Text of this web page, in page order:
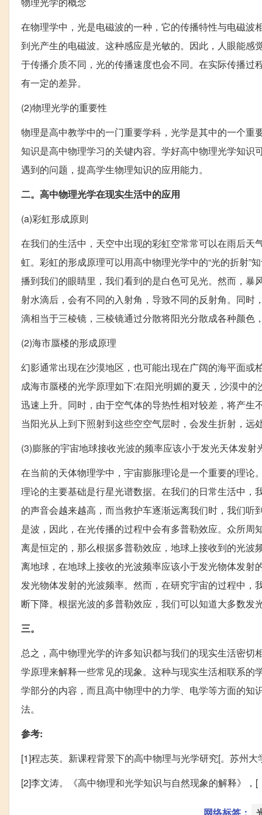
在物理学中，光是电磁波的一种，它的传播特性与电磁
到光产生的电磁波。这种感应是光敏的。因此，人眼能
于传播介质不同，光的传播速度也会不同。在实际传播
有一定的差异。
(2)物理光学的重要性
物理是高中教学中的一门重要学科，光学是其中的一个
知识是高中物理学习的关键内容。学好高中物理光学知
遇到的问题，提高学生物理知识的应用能力。
二。高中物理光学在现实生活中的应用
(a)彩虹形成原则
在我们的生活中，天空中出现的彩虹空常常可以在雨后
虹。彩虹的形成原理可以用高中物理光学中的“光的折射”
播到我们的眼睛里，我们看到的是白色可见光。然而，
射水滴后，会有不同的入射角，导致不同的反射角。同
滴相当于三棱镜，三棱镜通过分散将阳光分散成各种颜色
(2)海市蜃楼的形成原理
幻影通常出现在沙漠地区，也可能出现在广阔的海平面
成海市蜃楼的光学原理如下:在阳光明媚的夏天，沙漠中
迅速上升。同时，由于空气体的导热性相对较差，将产
当阳光从上到下照射到这些空空气层时，会发生折射，
(3)膨胀的宇宙地球接收光波的频率应该小于发光天体发射
在当前的天体物理学中，宇宙膨胀理论是一个重要的理
理论的主要基础是行星光谱数据。在我们的日常生活中
的声音会越来越高，而当救护车逐渐远离我们时，我们
是波，因此，在光传播的过程中会有多普勒效应。众所
离是恒定的，那么根据多普勒效应，地球上接收到的光
离地球，在地球上接收的光波频率应该小于发光物体发
发光物体发射的光波频率。然而，在研究宇宙的过程中
断下降。根据光波的多普勒效应，我们可以知道大多数
三。
总之，高中物理光学的许多知识都与我们的现实生活密
学原理来解释一些常见的现象。这种与现实生活相联系
学部分的内容，而且高中物理中的力学、电学等方面的
法。
参考:
[1]程志英。新课程背景下的高中物理与光学研究[。苏州大
[2]李文涛。《高中物理和光学知识与自然现象的解释》
网络标签：